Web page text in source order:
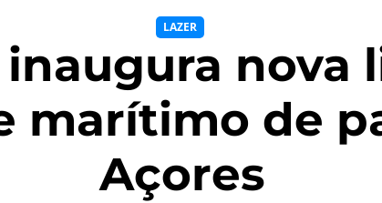
LAZER
nova
marítimo de
Açores